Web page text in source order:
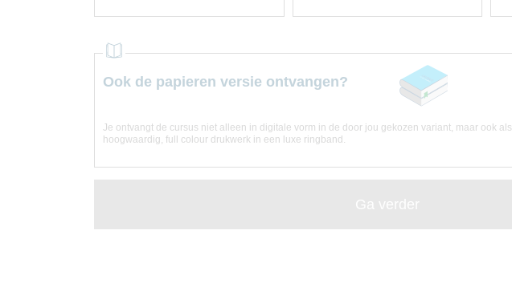
Ook de papieren versie ontvangen?
Je ontvangt de cursus niet alleen in digitale vorm in de door jou gekozen variant, maar ook als
hoogwaardig, full colour drukwerk in een luxe ringband.